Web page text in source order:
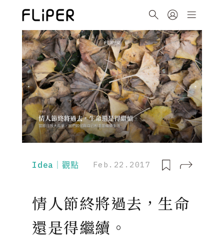
Idea｜觀點 Feb.22.2017
情人節終將過去，生命
還是得繼續。